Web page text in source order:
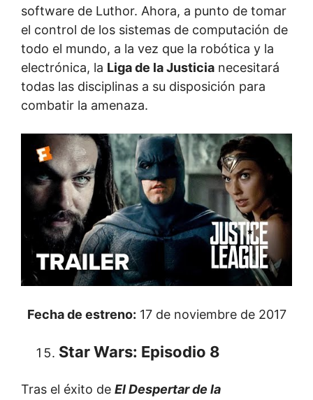
software de Luthor. Ahora, a punto de tomar
el control de los sistemas de computación de
todo el mundo, a la vez que la robótica y la
electrónica, la Liga de la Justicia necesitará
todas las disciplinas a su disposición para
combatir la amenaza.
Fecha de estreno: 17 de noviembre de 2017
Star Wars: Episodio 8
Tras el éxito de El Despertar de la